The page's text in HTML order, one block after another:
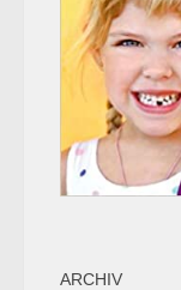
ARCHIV